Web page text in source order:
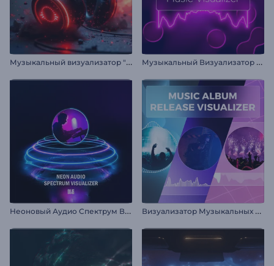
М
узыкальный визуализатор "Наушники в ритме" М
узыкальный Визуализатор "Поток Жидкости"
Н
еоновый Аудио Спектрум Визуализатор В
изуализатор Музыкальных Альбомов